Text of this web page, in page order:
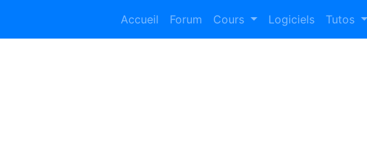
Accueil Forum Cours Logiciels Tutos